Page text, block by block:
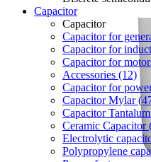
Capacitor
Capacitor
Capacitor for
Capacitor for
Capacitor for
Accessories (12)
Capacitor for
Capacitor Mylar
Capacitor
Ceramic Capacitor
Electrolytic
Polypropylene